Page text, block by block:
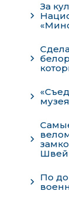
За
По